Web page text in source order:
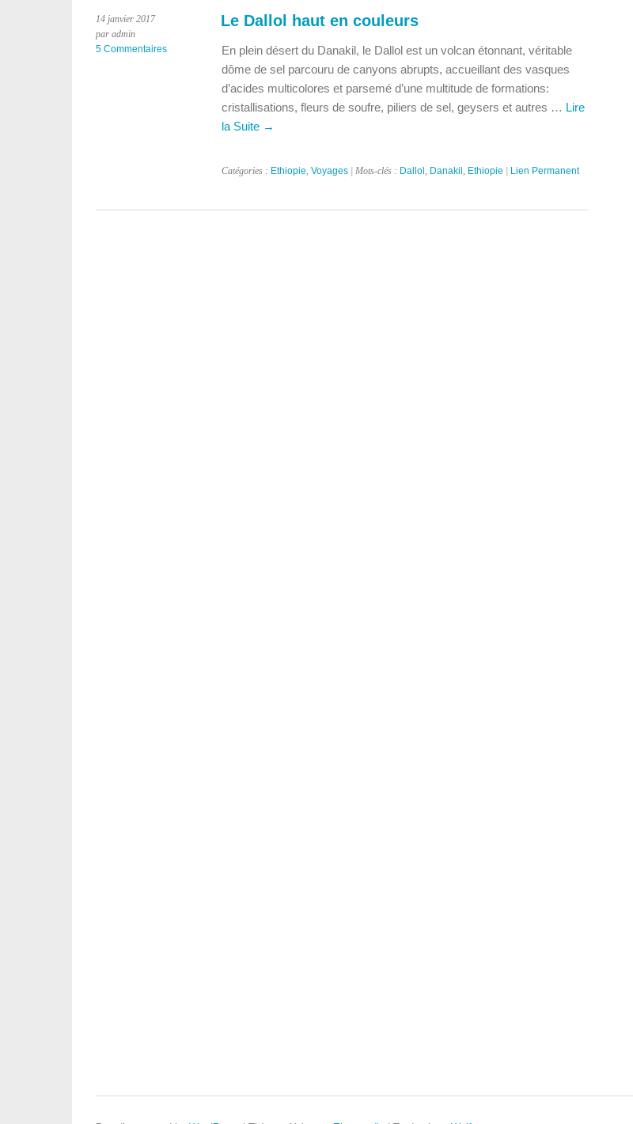
14 janvier 2017
par admin
5 Commentaires
Le Dallol haut en couleurs
En plein désert du Danakil, le Dallol est un volcan étonnant, véritable
dôme de sel parcouru de canyons abrupts, accueillant des vasques
d’acides multicolores et parsemé d’une multitude de formations:
cristallisations, fleurs de soufre, piliers de sel, geysers et autres … Lire
la Suite →
Catégories : Ethiopie, Voyages| Mots-clés : Dallol , Danakil , Ethiopie Lien Permanent